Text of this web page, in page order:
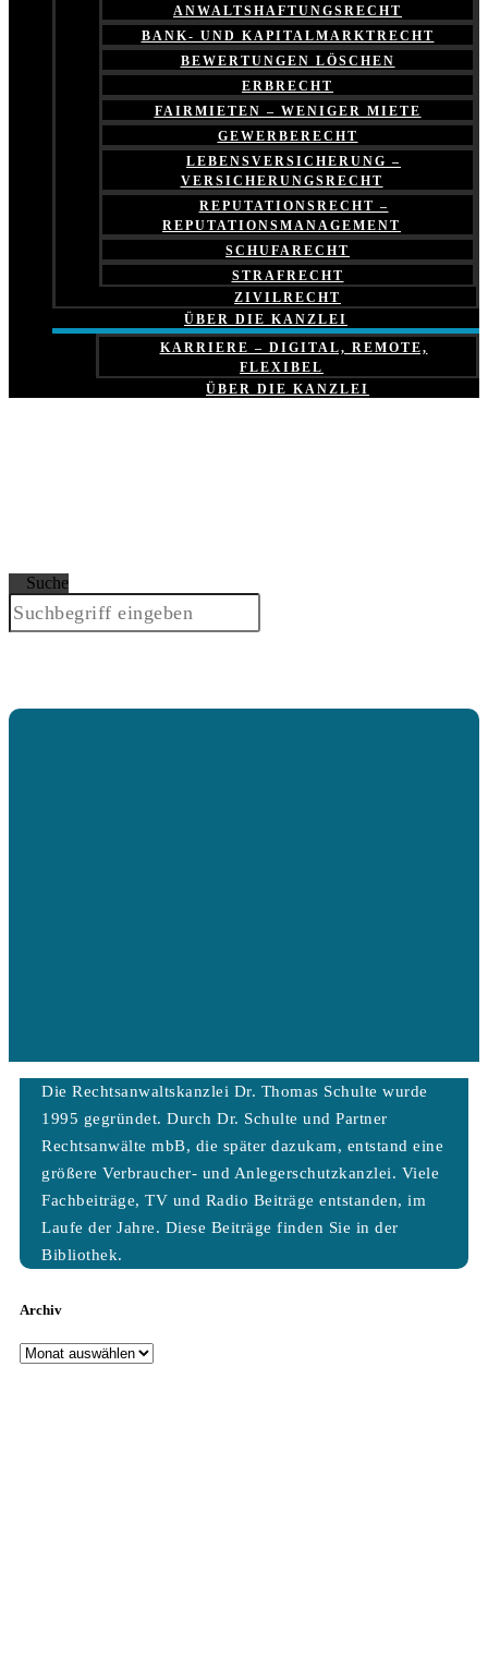
ANWALTSHAFTUNGSRECHT
BANK- UND KAPITALMARKTRECHT
BEWERTUNGEN LÖSCHEN
ERBRECHT
FAIRMIETEN – WENIGER MIETE
GEWERBERECHT
LEBENSVERSICHERUNG –
VERSICHERUNGSRECHT
REPUTATIONSRECHT –
REPUTATIONSMANAGEMENT
SCHUFARECHT
STRAFRECHT
ZIVILRECHT
ÜBER DIE KANZLEI
KARRIERE – DIGITAL, REMOTE,
FLEXIBEL
ÜBER DIE KANZLEI
Suche
Die Rechtsanwaltskanzlei Dr. Thomas Schulte wurde
1995 gegründet. Durch Dr. Schulte und Partner
Rechtsanwälte mbB, die später dazukam, entstand eine
größere Verbraucher- und Anlegerschutzkanzlei. Viele
Fachbeiträge, TV und Radio Beiträge entstanden, im
Laufe der Jahre. Diese Beiträge finden Sie in der
Bibliothek.
Archiv
Archiv